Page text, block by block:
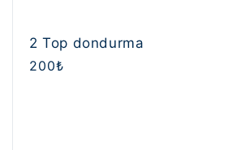
2 Top dondurma
Normal
200₺